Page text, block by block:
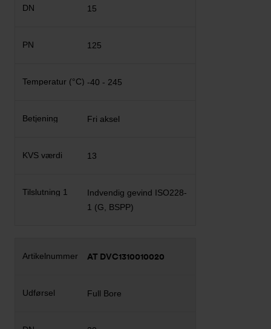
15
125
-40 - 245
Fri aksel
13
Indvendig gevind ISO228-
1 (G, BSPP)
AT DVC1310010020
Full Bore